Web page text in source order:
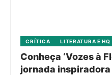
CRÍTICA LITERATURA E HQ
Conheça ‘Vozes à
jornada